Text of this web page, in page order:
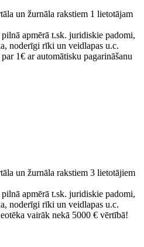
un žurnāla rakstiem 1 lietotājam
apmērā t.sk. juridiskie padomi,
noderīgi rīki un veidlapas u.c.
1€ ar automātisku pagarināšanu
un žurnāla rakstiem 3 lietotājiem
apmērā t.sk. juridiskie padomi,
noderīgi rīki un veidlapas u.c.
vairāk nekā 5000 € vērtībā!